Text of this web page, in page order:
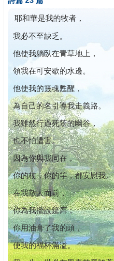
耶和華是我的牧者，
我必不至缺乏。
他使我躺臥在青草地上，
領我在可安歇的水邊。
他使我的靈魂甦醒，
為自己的名引導我走義路。
我雖然行過死蔭的幽谷，
也不怕遭害。
因為你與我同在，
你的杖，你的竿，都安慰我。
在我敵人面前，
你為我擺設筵席；
你用油膏了我的頭，
使我的福杯滿溢。